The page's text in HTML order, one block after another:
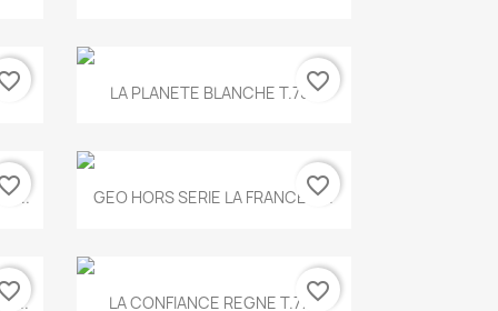
Aperçu rapide
LA PLANETE BLANCHE T.785favorite_border
Aperçu rapide
GEO HORS SERIE LA FRANCE A...
favorite_border
Aperçu rapide
LA CONFIANCE REGNE T.778favorite_border